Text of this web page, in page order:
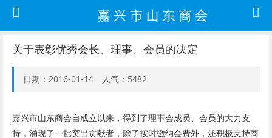
关于表彰优秀会长、理事、会员的决定
日期：2016-01-14 人气：5482
嘉兴市山东商会自成立以来，得到了理事会成员、会员的大力支
持，涌现了一批突出贡献者，除了按时缴纳会费外，还积极支持商